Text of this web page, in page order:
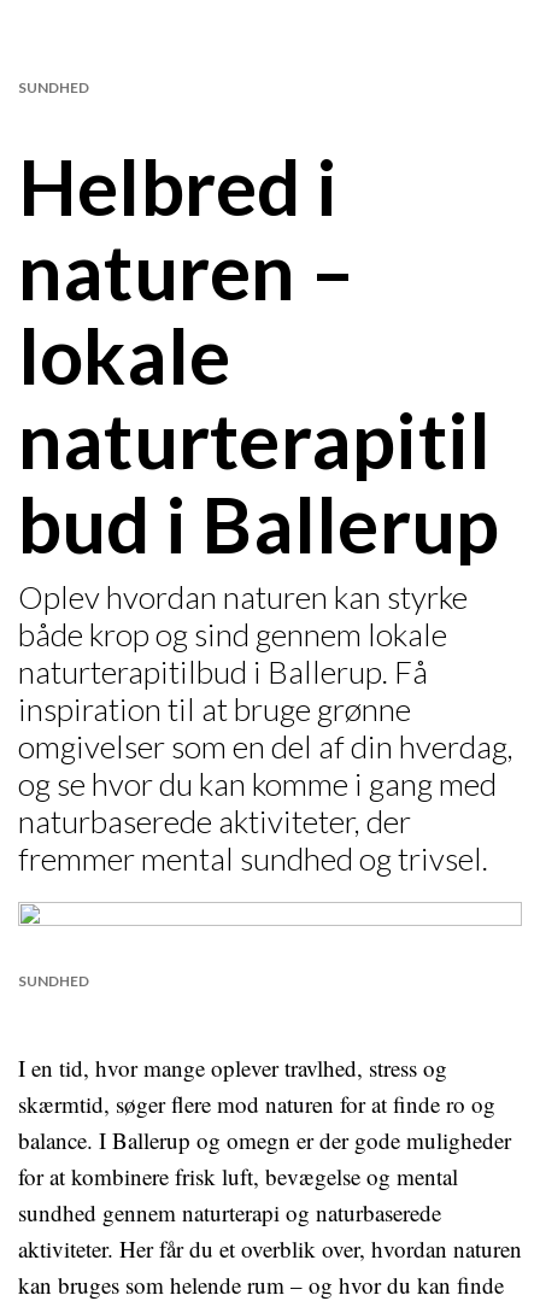
Helbred i
naturen –
lokale
naturterapitil
bud i Ballerup
SUNDHED
Oplev hvordan naturen kan styrke
både krop og sind gennem lokale
naturterapitilbud i Ballerup. Få
inspiration til at bruge grønne
omgivelser som en del af din hverdag,
og se hvor du kan komme i gang med
naturbaserede aktiviteter, der
fremmer mental sundhed og trivsel.
SUNDHED
I en tid, hvor mange oplever travlhed, stress og
skærmtid, søger flere mod naturen for at finde ro og
balance. I Ballerup og omegn er der gode muligheder
for at kombinere frisk luft, bevægelse og mental
sundhed gennem naturterapi og naturbaserede
aktiviteter. Her får du et overblik over, hvordan naturen
kan bruges som helende rum – og hvor du kan finde